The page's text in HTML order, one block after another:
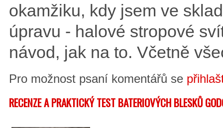
okamžiku, kdy jsem ve
úpravu - halové stropové
návod, jak na to. Včetně
Pro možnost psaní komentářů se
RECENZE A PRAKTICKÝ TEST BATERIOVÝCH BLESKŮ